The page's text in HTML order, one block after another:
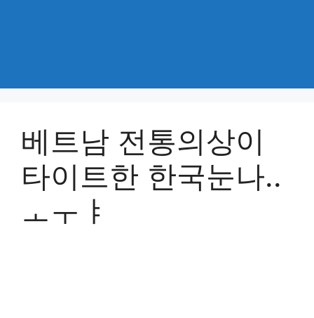
베트남 전통의상이
타이트한 한국눈나..
ㅗㅜㅑ